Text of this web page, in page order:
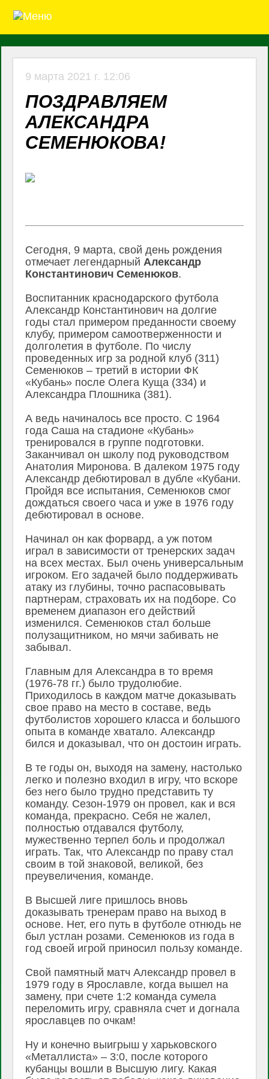
9 марта 2021 г. 12:06
ПОЗДРАВЛЯЕМ
АЛЕКСАНДРА
СЕМЕНЮКОВА!
Сегодня, 9 марта, свой день рождения
отмечает легендарный Александр
Константинович Семенюков.
Воспитанник краснодарского футбола
Александр Константинович на долгие
годы стал примером преданности своему
клубу, примером самоотверженности и
долголетия в футболе. По числу
проведенных игр за родной клуб (311)
Семенюков – третий в истории ФК
«Кубань» после Олега Куща (334) и
Александра Плошника (381).
А ведь начиналось все просто. С 1964
года Саша на стадионе «Кубань»
тренировался в группе подготовки.
Заканчивал он школу под руководством
Анатолия Миронова. В далеком 1975 году
Александр дебютировал в дубле «Кубани.
Пройдя все испытания, Семенюков смог
дождаться своего часа и уже в 1976 году
дебютировал в основе.
Начинал он как форвард, а уж потом
играл в зависимости от тренерских задач
на всех местах. Был очень универсальным
игроком. Его задачей было поддерживать
атаку из глубины, точно распасовывать
партнерам, страховать их на подборе. Со
временем диапазон его действий
изменился. Семенюков стал больше
полузащитником, но мячи забивать не
забывал.
Главным для Александра в то время
(1976-78 гг.) было трудолюбие.
Приходилось в каждом матче доказывать
свое право на место в составе, ведь
футболистов хорошего класса и большого
опыта в команде хватало. Александр
бился и доказывал, что он достоин играть.
В те годы он, выходя на замену, настолько
легко и полезно входил в игру, что вскоре
без него было трудно представить ту
команду. Сезон-1979 он провел, как и вся
команда, прекрасно. Себя не жалел,
полностью отдавался футболу,
мужественно терпел боль и продолжал
играть. Так, что Александр по праву стал
своим в той знаковой, великой, без
преувеличения, команде.
В Высшей лиге пришлось вновь
доказывать тренерам право на выход в
основе. Нет, его путь в футболе отнюдь не
был устлан розами. Семенюков из года в
год своей игрой приносил пользу команде.
Свой памятный матч Александр провел в
1979 году в Ярославле, когда вышел на
замену, при счете 1:2 команда сумела
переломить игру, сравняла счет и догнала
ярославцев по очкам!
Ну и конечно выигрыш у харьковского
«Металлиста» – 3:0, после которого
кубанцы вошли в Высшую лигу. Какая